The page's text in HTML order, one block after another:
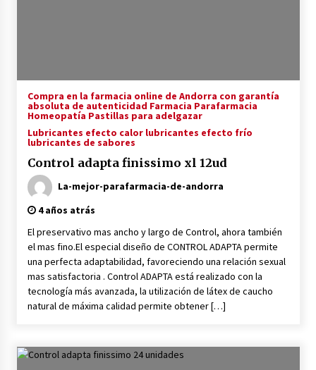
Compra en la farmacia online de Andorra con garantía
absoluta de autenticidad Farmacia Parafarmacia
Homeopatía Pastillas para adelgazar
Lubricantes efecto calor lubricantes efecto frío
lubricantes de sabores
Control adapta finissimo xl 12ud
La-mejor-parafarmacia-de-andorra
4 años atrás
El preservativo mas ancho y largo de Control, ahora también
el mas fino.El especial diseño de CONTROL ADAPTA permite
una perfecta adaptabilidad, favoreciendo una relación sexual
mas satisfactoria . Control ADAPTA está realizado con la
tecnología más avanzada, la utilización de látex de caucho
natural de máxima calidad permite obtener […]